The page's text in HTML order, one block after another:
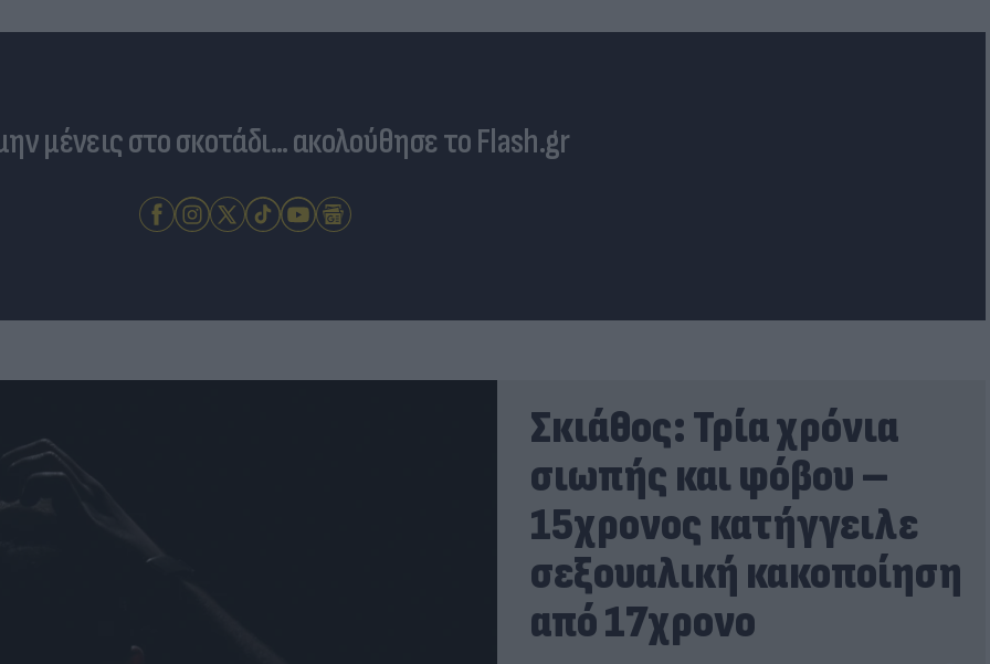
μένεις στο σκοτάδι... ακολούθησε το Flash.gr
Σκιάθος: Τρία χρόνια
σιωπής και φόβου –
15χρονος κατήγγειλε
σεξουαλική κακοποίηση
από 17χρονο